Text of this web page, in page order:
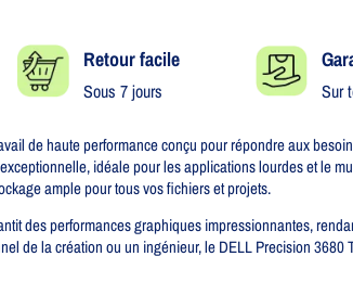
Retour facile​
Sous 7 jours Sur
de haute performance conçu pour répondre aux
idéale pour les applications lourdes et le
ample pour tous vos fichiers et projets.
des performances graphiques impressionnantes,
de la création ou un ingénieur, le DELL Precision